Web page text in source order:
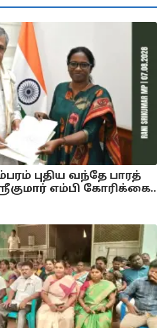
புதிய வந்தே பாரத்
எம்பி கோரிக்கை..